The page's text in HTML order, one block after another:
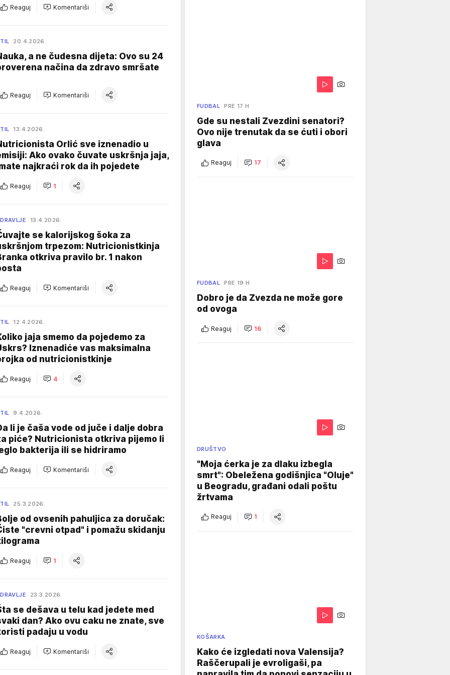
Reaguj Komentariši
20.4.2026.
a ne čudesna dijeta: Ovo su 24
načina da zdravo smršate
Reaguj Komentariši
13.4.2026.
Orlić sve iznenadio u
Ako ovako čuvate uskršnja jaja,
najkraći rok da ih pojedete
Reaguj 1
13.4.2026.
se kalorijskog šoka za
trpezom: Nutricionistkinja
otkriva pravilo br. 1 nakon
Reaguj Komentariši
12.4.2026.
jaja smemo da pojedemo za
Iznenadiće vas maksimalna
od nutricionistkinje
Reaguj 4
9.4.2026.
li je čaša vode od juče i dalje dobra
piće? Nutricionista otkriva pijemo li
bakterija ili se hidriramo
Reaguj Komentariši
25.3.2026.
od ovsenih pahuljica za doručak:
"crevni otpad" i pomažu skidanju
Reaguj 1
23.3.2026.
se dešava u telu kad jedete med
dan? Ako ovu caku ne znate, sve
padaju u vodu
Reaguj Komentariši
FUDBAL PRE 17 H
Gde su nestali Zvezdini senatori?
Ovo nije trenutak da se ćuti i obori
glava
Reaguj 17
FUDBAL PRE 19 H
Dobro je da Zvezda ne može gore
od ovoga
Reaguj 16
DRUŠTVO
"Moja ćerka je za dlaku izbegla
smrt": Obeležena godišnjica "Oluje"
u Beogradu, građani odali poštu
žrtvama
Reaguj 1
KOŠARKA
Kako će izgledati nova Valensija?
Raščerupali je evroligaši, pa